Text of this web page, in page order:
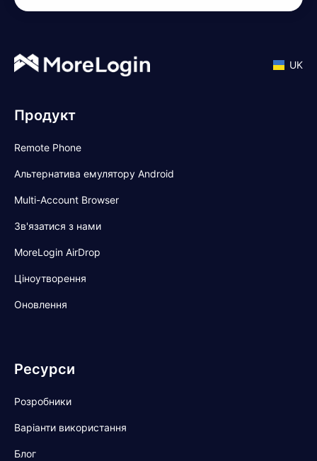
UK
Продукт
Remote Phone
Альтернатива емулятору Android
Multi-Account Browser
Зв'язатися з нами
MoreLogin AirDrop
Ціноутворення
Оновлення
Ресурси
Розробники
Варіанти використання
Блог